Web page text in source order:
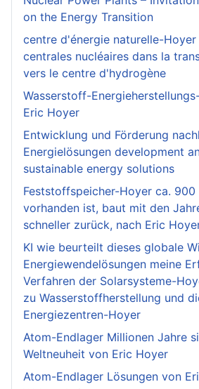
on the Energy Transition
centre d'énergie naturelle-
centrales nucléaires dans la
vers le centre d'hydrogène
Wasserstoff-
Eric Hoyer
Entwicklung und Förderung
Energielösungen development
sustainable energy solutions
Feststoffspeicher-Hoyer ca. 900
vorhanden ist, baut mit den
schneller zurück, nach Eric
KI wie beurteilt dieses globale
Energiewendelösungen meine
Verfahren der Solarsysteme-
zu Wasserstoffherstellung und
Energiezentren-Hoyer
Atom-Endlager Millionen Jahre
Weltneuheit von Eric Hoyer
Atom-Endlager Lösungen von